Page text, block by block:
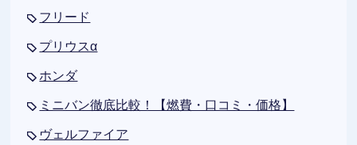
フリード
プリウスα
ホンダ
ミニバン徹底比較！【燃費・口コミ・価格】
ヴェルファイア